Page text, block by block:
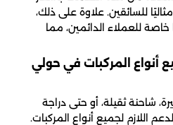
للسائقين. علاوة على ذلك،
للعملاء الدائمين، مما
أنواع المركبات في حولي
شاحنة ثقيلة، أو حتى دراجة
اللازم لجميع أنواع المركبات.